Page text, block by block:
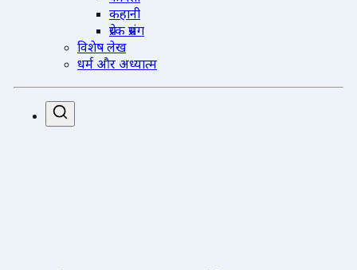
कहानी
प्रेरक प्रसंग
विशेष लेख
धर्म और अध्यात्म